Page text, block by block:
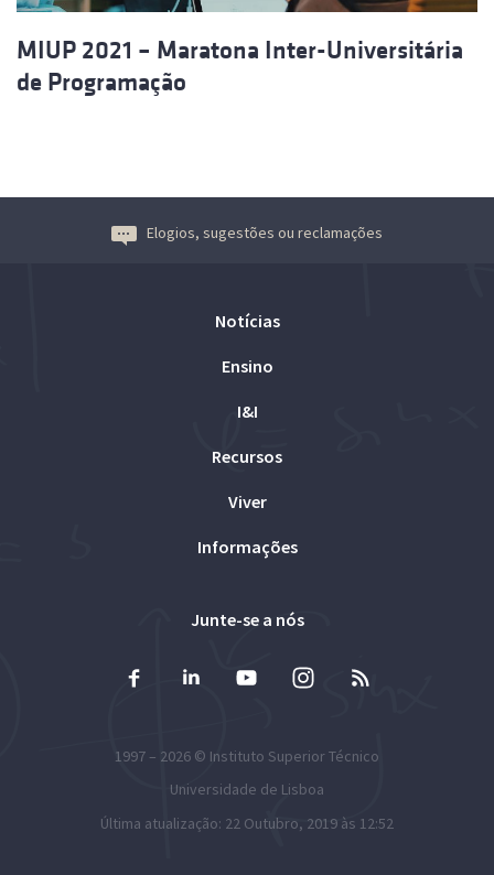
MIUP 2021 – Maratona Inter-Universitária
de Programação
Elogios, sugestões ou reclamações
Notícias
Ensino
I&I
Recursos
Viver
Informações
Junte-se a nós
1997 – 2026 © Instituto Superior Técnico
Universidade de Lisboa
Última atualização: 22 Outubro, 2019 às 12:52